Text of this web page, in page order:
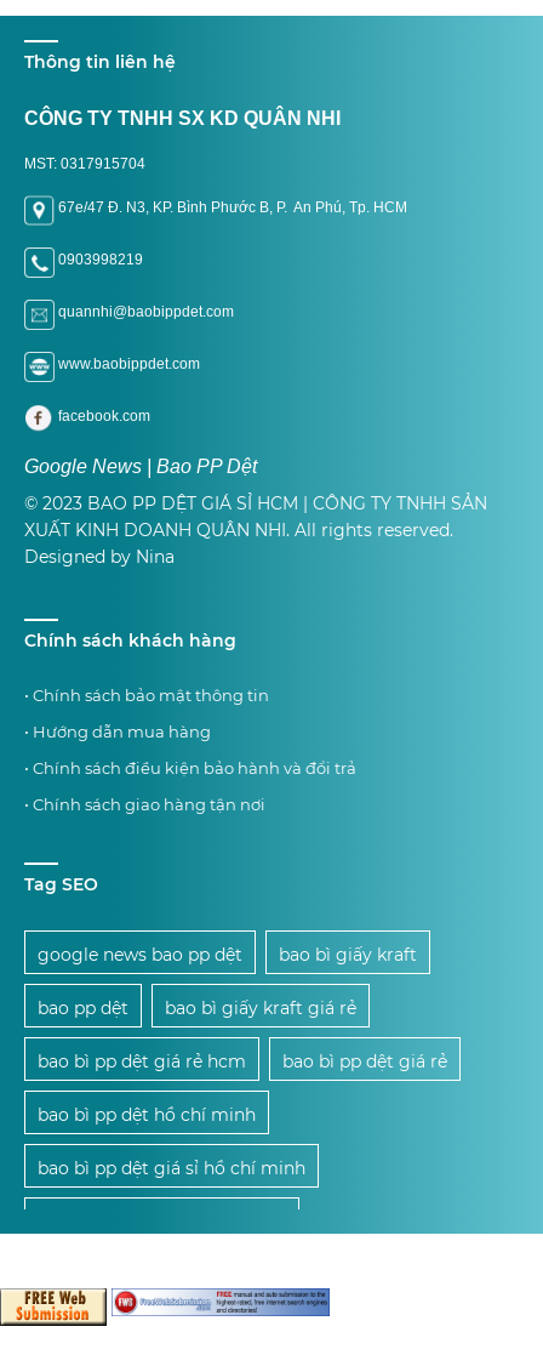
Thông tin liên hệ
CÔNG TY TNHH SX KD QUÂN NHI
MST: 0317915704
67e/47 Đ. N3, KP. Bình Phước B, P. An Phú, Tp. HCM
0903998219
quannhi@baobippdet.com
www.baobippdet.com
facebook.com
Google News | Bao PP Dệt
© 2023 BAO PP DỆT GIÁ SỈ HCM | CÔNG TY TNHH SẢN
XUẤT KINH DOANH QUÂN NHI. All rights reserved.
Designed by Nina
Chính sách khách hàng
• Chính sách bảo mật thông tin
• Hướng dẫn mua hàng
• Chính sách điều kiện bảo hành và đổi trả
• Chính sách giao hàng tận nơi
Tag SEO
google news bao pp dệt bao bì giấy kraft
bao pp dệt bao bì giấy kraft giá rẻ
bao bì pp dệt giá rẻ hcm bao bì pp dệt giá rẻ
bao bì pp dệt hồ chí minh
bao bì pp dệt giá sỉ hồ chí minh
cung cấp bao bì pp dệt giá sỉ hcm